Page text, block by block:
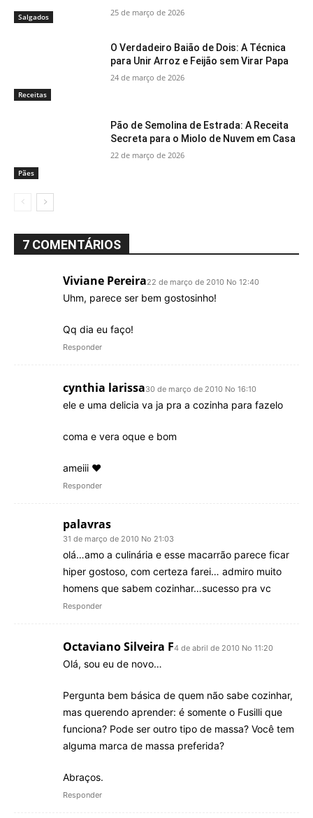
Salgados 25 de março de 2026
Receitas
O Verdadeiro Baião de Dois: A Técnica
para Unir Arroz e Feijão sem Virar Papa
24 de março de 2026
Pães
Pão de Semolina de Estrada: A Receita
Secreta para o Miolo de Nuvem em Casa
22 de março de 2026
7 COMENTÁRIOS
Viviane Pereira22 de março de 2010 No 12:40
Uhm, parece ser bem gostosinho!
Qq dia eu faço!
Responder
cynthia larissa30 de março de 2010 No 16:10
ele e uma delicia va ja pra a cozinha para fazelo
coma e vera oque e bom
ameiii ♥
Responder
palavras
31 de março de 2010 No 21:03
olá…amo a culinária e esse macarrão parece ficar
hiper gostoso, com certeza farei… admiro muito
homens que sabem cozinhar…sucesso pra vc
Responder
Octaviano Silveira F4 de abril de 2010 No 11:20
Olá, sou eu de novo…
Pergunta bem básica de quem não sabe cozinhar,
mas querendo aprender: é somente o Fusilli que
funciona? Pode ser outro tipo de massa? Você tem
alguma marca de massa preferida?
Abraços.
Responder